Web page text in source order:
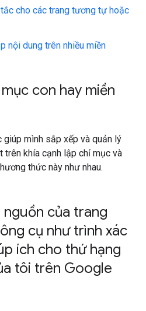
cho các trang tương tự hoặc
nội dung trên nhiều miền
con hay miền
giúp mình sắp xếp và quản lý
trên khía cạnh lập chỉ mục và
thức này như nhau.
của trang
cụ như trình xác
ích cho thứ hạng
tôi trên Google